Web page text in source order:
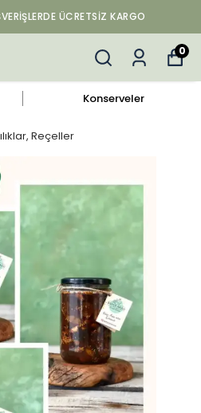
ÜCRETSIZ KARGO
0
Konserveler
Reçeller